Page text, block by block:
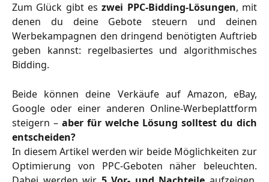
Zum Glück gibt eszwei PPC-Bidding-Lösungen, mit
denen du deine Gebote steuern und deinen
Werbekampagnen den dringend benötigten Auftrieb
geben kannst: regelbasiertes und algorithmisches
Bidding.
Beide können deine Verkäufe auf Amazon, eBay,
Google oder einer anderen Online-Werbeplattform
steigern – aber für welche Lösung solltest du dich
entscheiden?
In diesem Artikel werden wir beide Möglichkeiten zur
Optimierung von PPC-Geboten näher beleuchten.